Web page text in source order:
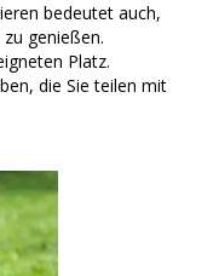
bedeutet auch,
genießen.
Platz.
die Sie teilen mit